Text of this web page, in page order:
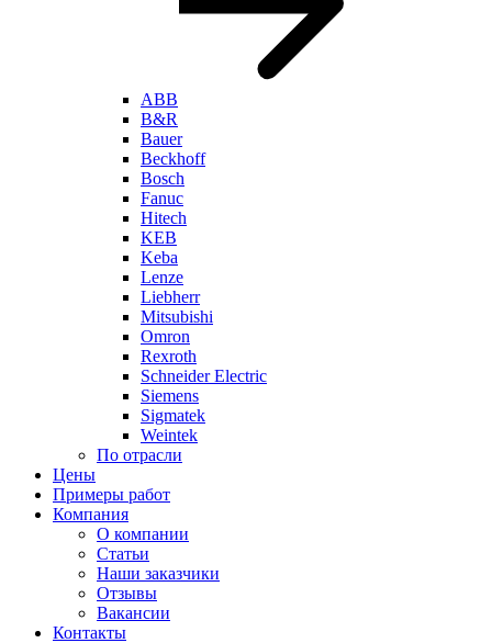
ABB
B&R
Bauer
Beckhoff
Bosch
Fanuc
Hitech
KEB
Keba
Lenze
Liebherr
Mitsubishi
Omron
Rexroth
Schneider Electric
Siemens
Sigmatek
Weintek
По отрасли
Цены
Примеры работ
Компания
О компании
Статьи
Наши заказчики
Отзывы
Вакансии
Контакты